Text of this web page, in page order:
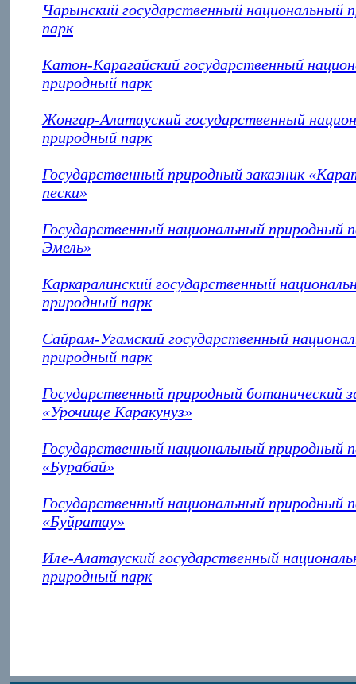
Чарынский государственный национальный
парк
Катон-Карагайский государственный
природный парк
Жонгар-Алатауский государственный
природный парк
Государственный природный заказник
пески»
Государственный национальный природный
Эмель»
Каркаралинский государственный
природный парк
Сайрам-Угамский государственный
природный парк
Государственный природный ботанический
«Урочище Каракунуз»
Государственный национальный природный
«Бурабай»
Государственный национальный природный
«Буйратау»
Иле-Алатауский государственный
природный парк